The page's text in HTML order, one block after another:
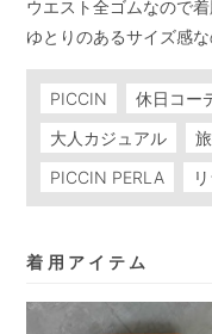
ウエスト全ゴムなので
ゆとりのあるサイズ感
PICCIN 休日コー
大人カジュアル
PICCIN PERLA
着用アイテム